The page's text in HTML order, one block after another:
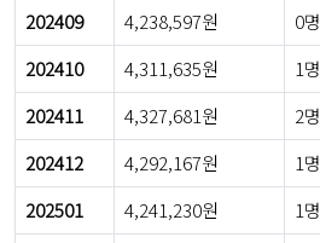
202409
4,238,597원 0명
202410
4,311,635원 1명
202411
4,327,681원 2명
202412
4,292,167원 1명
202501
4,241,230원 1명